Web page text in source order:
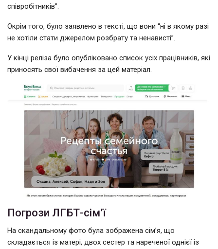
співробітників”.
Окрім того, було заявлено в тексті, що вони “ні в якому разі
не хотіли стати джерелом розбрату та ненависті”.
У кінці реліза було опубліковано список усіх працівників, які
приносять свої вибачення за цей матеріал.
Погрози ЛГБТ-сім’ї
На скандальному фото була зображена сім’я, що
складається із матері, двох сестер та нареченої однієї із